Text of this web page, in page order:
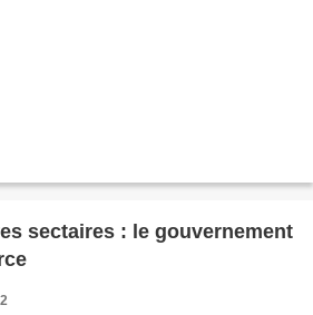
sectaires : le gouvernement